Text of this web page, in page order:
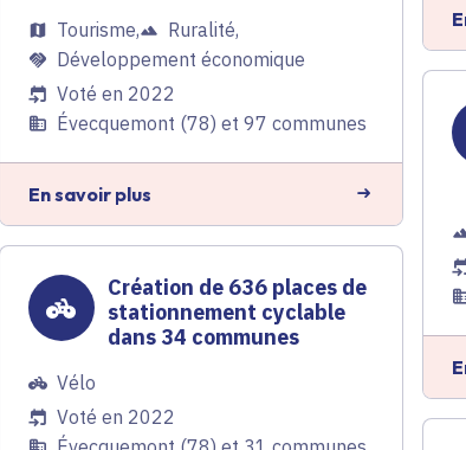
Tourisme, Ruralité,
Développement économique
Voté en 2022
Évecquemont (78) et 97 communes
En savoir plus
Création de 636 places de
stationnement cyclable
dans 34 communes
Vélo
Voté en 2022